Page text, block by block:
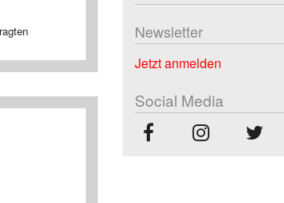
Newsletter
Jetzt anmelden
Social Media